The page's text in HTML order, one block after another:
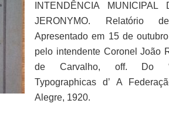
INTENDÊNCIA MUNICIPAL
JERONYMO. Relatório
Apresentado em 15 de
pelo intendente Coronel João
de Carvalho, off. Do
Typographicas d’ A
Alegre, 1920.